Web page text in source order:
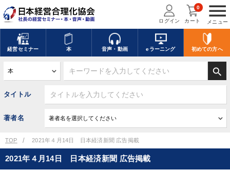
menu
メニュー
ログイン カート
0
経営セミナー 本 音声・動画 eラーニング 初めての方へ
search
タイトル
著者名
TOP 2021年４月14日 日本経済新聞 広告掲載
2021年４月14日 日本経済新聞 広告掲載